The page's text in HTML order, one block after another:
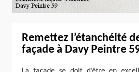
Remettez l’étanchéité
façade à Davy Peintre